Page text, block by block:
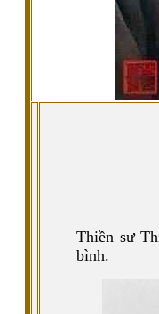
Thiền sư
bình.